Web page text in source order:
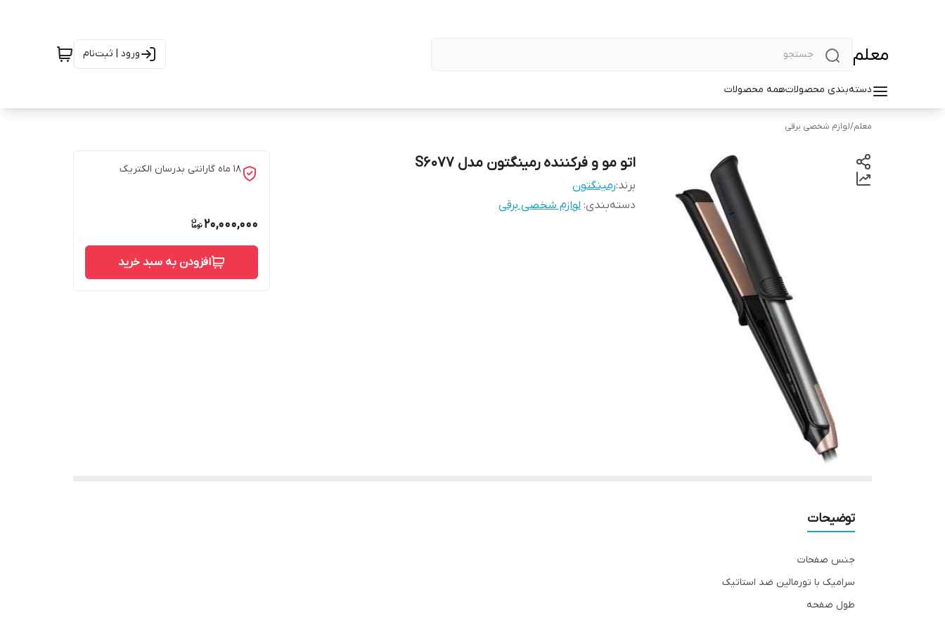
معلم ورود | ثبت‌نام
دسته‌بندی محصولاتهمه محصولات
معلم/لوازم شخصی برقی
اتو مو و فرکننده رمینگتون مدل S6077
برند:رمینگتون
دسته‌بندی: لوازم شخصی برقی
18 ماه گارانتی بدرسان الکتریک
20,000,000
افزودن به سبد خرید
توضیحات
جنس صفحات
سرامیک با تورمالین ضد استاتیک
طول صفحه